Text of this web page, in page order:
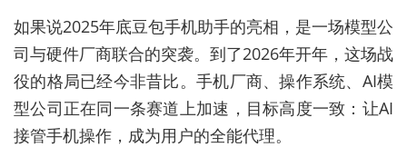
如果说2025年底豆包手机助手的亮相，是一场模型公
司与硬件厂商联合的突袭。到了2026年开年，这场战
役的格局已经今非昔比。手机厂商、操作系统、AI模
型公司正在同一条赛道上加速，目标高度一致：让AI
接管手机操作，成为用户的全能代理。